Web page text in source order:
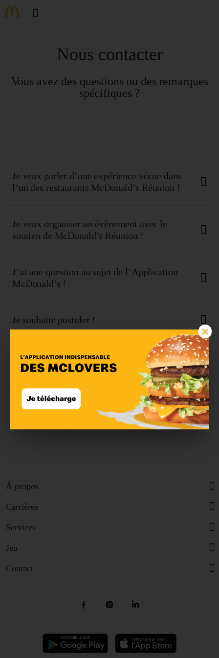
×
Nous contacter
Vous avez des questions ou des remarques
spécifiques ?
Je veux parler d’une expérience vécue dans
l’un des restaurants McDonald’s Réunion !
Je veux organiser un évènement avec le
soutien de McDonald’s Réunion !
J’ai une question au sujet de l’Application
McDonald’s !
Je souhaite postuler !
Je souhaite organiser un anniversaire dans l’un
de vos restaurants !
Ma question n’apparait pas dans la liste !
À propos
Carrières
Services
Jeu
Contact